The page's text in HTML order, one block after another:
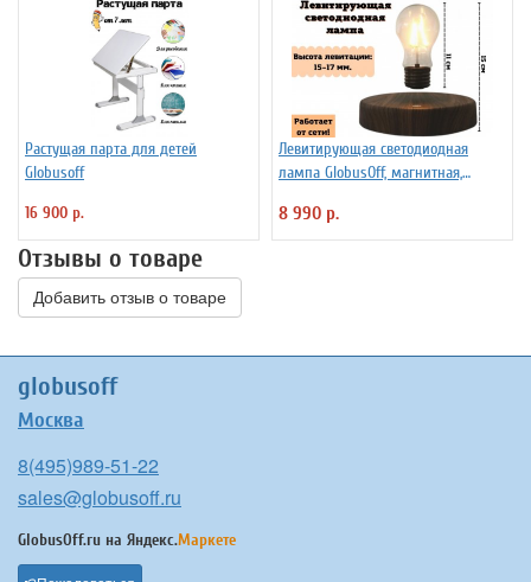
Растущая парта для детей
Globusoff
16 900 р.
Левитирующая светодиодная
лампа GlobusOff, магнитная,
8 990 р.
Отзывы о товаре
Добавить отзыв о товаре
globusoff
Москва
8(495)989-51-22
sales@globusoff.ru
GlobusOff.ru на Яндекс.Маркете